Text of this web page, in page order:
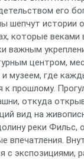
его
шепчут истории
которые веками
важным
центром,
и музеем, где
к прошлому.
откуда
вид на
реки Фильс,
впечатления.
с экспозициями,